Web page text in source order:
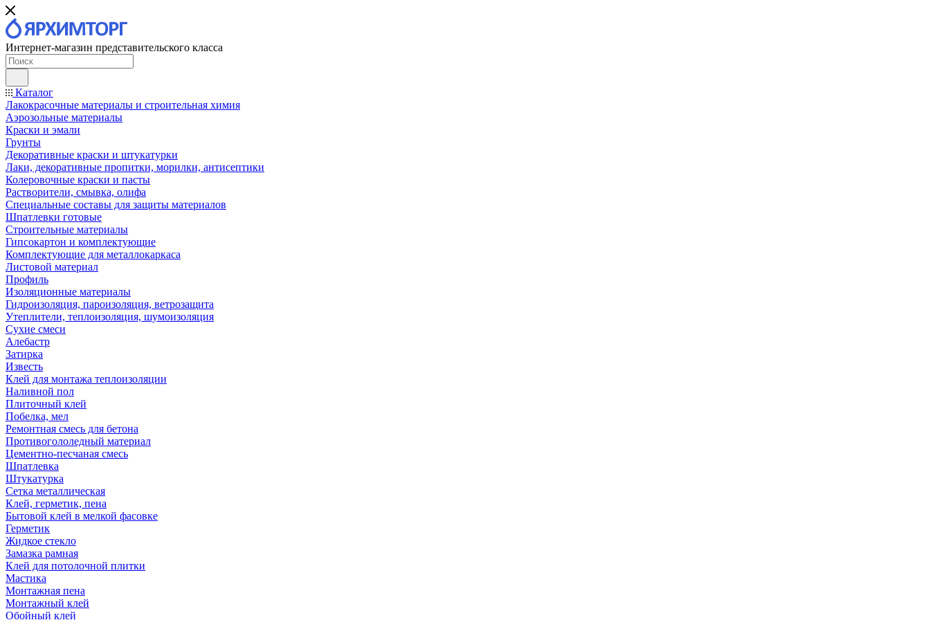
Интернет-магазин представительского класса
Каталог
Лакокрасочные материалы и строительная химия
Аэрозольные материалы
Краски и эмали
Грунты
Декоративные краски и штукатурки
Лаки, декоративные пропитки, морилки, антисептики
Колеровочные краски и пасты
Растворители, смывка, олифа
Специальные составы для защиты материалов
Шпатлевки готовые
Строительные материалы
Гипсокартон и комплектующие
Комплектующие для металлокаркаса
Листовой материал
Профиль
Изоляционные материалы
Гидроизоляция, пароизоляция, ветрозащита
Утеплители, теплоизоляция, шумоизоляция
Сухие смеси
Алебастр
Затирка
Известь
Клей для монтажа теплоизоляции
Наливной пол
Плиточный клей
Побелка, мел
Ремонтная смесь для бетона
Противогололедный материал
Цементно-песчаная смесь
Шпатлевка
Штукатурка
Сетка металлическая
Клей, герметик, пена
Бытовой клей в мелкой фасовке
Герметик
Жидкое стекло
Замазка рамная
Клей для потолочной плитки
Мастика
Монтажная пена
Монтажный клей
Обойный клей